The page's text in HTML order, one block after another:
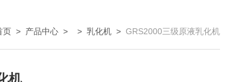
页 > 产品中心 > > 乳化机 > GRS2000三级原液乳化机
机